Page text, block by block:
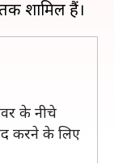
के नीचे
करने के लिए